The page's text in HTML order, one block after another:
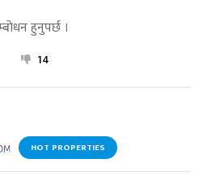
हुनुपर्छ ।
14
HOT PROPERTIES